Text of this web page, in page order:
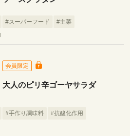
#スーパーフード
#主菜
会員限定
大人のピリ辛ゴーヤサラダ
#手作り調味料
#抗酸化作用